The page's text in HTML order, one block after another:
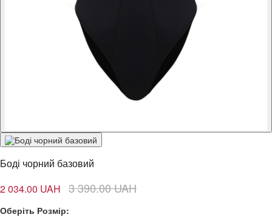
Боді чорний базовий
2 034.00 UAH
3 390.00 UAH
Оберіть Розмір: